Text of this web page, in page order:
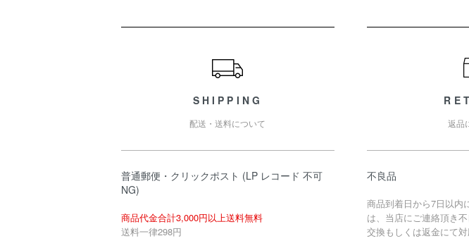
SHIPPING
配送・送料について
普通郵便・クリックポスト (LP レコード 不可
NG)
商品代金合計3,000円以上送料無料
送料一律298円
返品
不良品
商品到着日から7日以内
は、当店にご連絡頂き
交換もしくは返金にて対